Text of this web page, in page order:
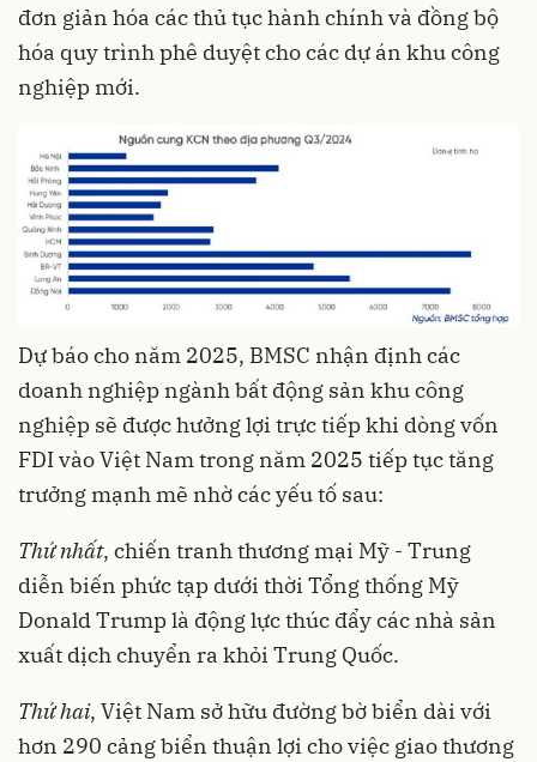
đơn giản hóa các thủ tục hành chính và đồng bộ
hóa quy trình phê duyệt cho các dự án khu công
nghiệp mới.
Dự báo cho năm 2025, BMSC nhận định các
doanh nghiệp ngành bất động sản khu công
nghiệp sẽ được hưởng lợi trực tiếp khi dòng vốn
FDI vào Việt Nam trong năm 2025 tiếp tục tăng
trưởng mạnh mẽ nhờ các yếu tố sau:
Thứ nhất, chiến tranh thương mại Mỹ - Trung
diễn biến phức tạp dưới thời Tổng thống Mỹ
Donald Trump là động lực thúc đẩy các nhà sản
xuất dịch chuyển ra khỏi Trung Quốc.
Thứ hai, Việt Nam sở hữu đường bờ biển dài với
hơn 290 cảng biển thuận lợi cho việc giao thương